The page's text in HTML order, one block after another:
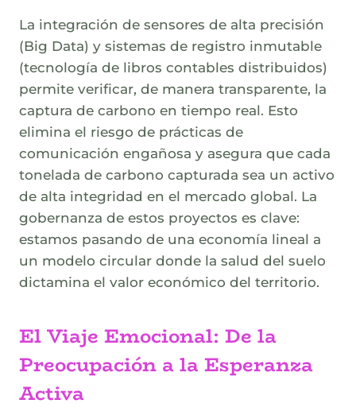
La integración de sensores de alta precisión
(Big Data) y sistemas de registro inmutable
(tecnología de libros contables distribuidos)
permite verificar, de manera transparente, la
captura de carbono en tiempo real. Esto
elimina el riesgo de prácticas de
comunicación engañosa y asegura que cada
tonelada de carbono capturada sea un activo
de alta integridad en el mercado global. La
gobernanza de estos proyectos es clave:
estamos pasando de una economía lineal a
un modelo circular donde la salud del suelo
dictamina el valor económico del territorio.
El Viaje Emocional: De la
Preocupación a la Esperanza
Activa